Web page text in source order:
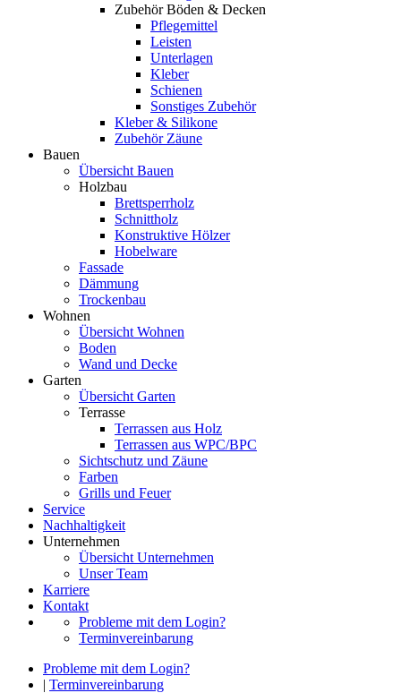
Zubehör Böden & Decken
Pflegemittel
Leisten
Unterlagen
Kleber
Schienen
Sonstiges Zubehör
Kleber & Silikone
Zubehör Zäune
Bauen
Übersicht Bauen
Holzbau
Brettsperrholz
Schnittholz
Konstruktive Hölzer
Hobelware
Fassade
Dämmung
Trockenbau
Wohnen
Übersicht Wohnen
Boden
Wand und Decke
Garten
Übersicht Garten
Terrasse
Terrassen aus Holz
Terrassen aus WPC/BPC
Sichtschutz und Zäune
Farben
Grills und Feuer
Service
Nachhaltigkeit
Unternehmen
Übersicht Unternehmen
Unser Team
Karriere
Kontakt
Probleme mit dem Login?
Terminvereinbarung
Probleme mit dem Login?
| Terminvereinbarung